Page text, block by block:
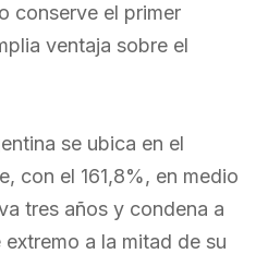
conserve el primer
ventaja sobre el
se ubica en el
con el 161,8%, en medio
tres años y condena a
a la mitad de su